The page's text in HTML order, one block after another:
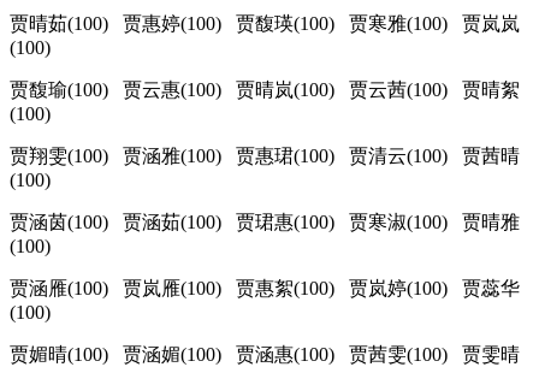
贾晴茹(100) 贾惠婷(100) 贾馥瑛(100) 贾寒雅(100) 贾岚岚
(100)
贾馥瑜(100) 贾云惠(100) 贾晴岚(100) 贾云茜(100) 贾晴絮
(100)
贾翔雯(100) 贾涵雅(100) 贾惠珺(100) 贾清云(100) 贾茜晴
(100)
贾涵茵(100) 贾涵茹(100) 贾珺惠(100) 贾寒淑(100) 贾晴雅
(100)
贾涵雁(100) 贾岚雁(100) 贾惠絮(100) 贾岚婷(100) 贾蕊华
(100)
贾媚晴(100) 贾涵媚(100) 贾涵惠(100) 贾茜雯(100) 贾雯晴